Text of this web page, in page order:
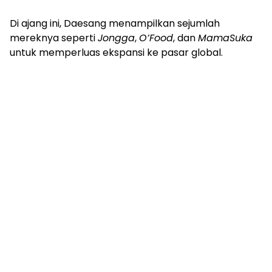
Di ajang ini, Daesang menampilkan sejumlah
mereknya sepertiJongga,O’Food, danMamaSuka
untuk memperluas ekspansi ke pasar global.